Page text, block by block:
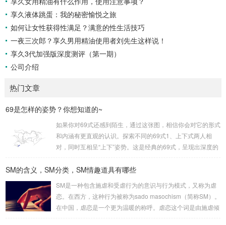
享久液体跳蛋：我的秘密愉悦之旅
如何让女性获得性满足？满意的性生活技巧
一夜三次郎？享久男用精油使用者刘先生这样说！
享久3代加强版深度测评（第一期）
公司介绍
热门文章
69是怎样的姿势？你想知道的~
如果你对69式还感到陌生，通过这张图，相信你会对它的形式
和内涵有更直观的认识。探索不同的69式1、上下式两人相
对，同时互相呈“上下”姿势。这是经典的69式，呈现出深度的
头枕女方大腿。这种体位让双方能更轻松地互相口爱。3、立
考验了男女双方身体素质，需慎重尝试。侧躺式的舒适之处这
一姿势的独特之处在于，女性可以更轻松地掌控伴侣的口舌刺
激，同时避免疲劳。男性则可通过合适的角度和...
SM的含义，SM分类，SM情趣道具有哪些
SM是一种包含施虐和受虐行为的意识与行为模式，又称为虐
恋。在西方，这种行为被称为sado masochism（简称SM）。
在中国，虐恋是一个更为温暖的称呼。虐恋这个词是由施虐倾